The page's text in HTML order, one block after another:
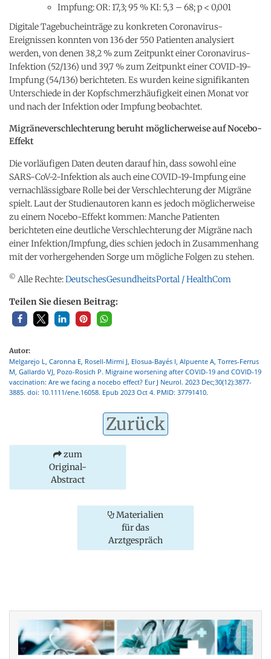
Impfung: OR: 17,3; 95 % KI: 5,3 – 68; p < 0,001
Digitale Tagebucheinträge zu konkreten Coronavirus-
Ereignissen konnten von 136 der 550 Patienten analysiert
werden, von denen 38,2 % zum Zeitpunkt einer Coronavirus-
Infektion (52/136) und 39,7 % zum Zeitpunkt einer COVID-19-
Impfung (54/136) berichteten. Es wurden keine signifikanten
Unterschiede in der Kopfschmerzhäufigkeit einen Monat vor
und nach der Infektion oder Impfung beobachtet.
Migräneverschlechterung beruht möglicherweise auf Nocebo-
Effekt
Die vorläufigen Daten deuten darauf hin, dass sowohl eine
SARS-CoV-2-Infektion als auch eine COVID-19-Impfung eine
vernachlässigbare Rolle bei der Verschlechterung der Migräne
spielt. Laut der Studienautoren kann es jedoch möglicherweise
zu einem Nocebo-Effekt kommen: Manche Patienten
berichteten eine deutliche Verschlechterung der Migräne nach
einer Infektion/Impfung, dies schien jedoch in Zusammenhang
mit der vorhergehenden Sorge um mögliche Folgen zu stehen.
© Alle Rechte:DeutschesGesundheitsPortal / HealthCom
Teilen Sie diesen Beitrag:
Autor:
Melgarejo L, Caronna E, Rosell-Mirmi J, Elosua-Bayés I, Alpuente A, Torres-Ferrus
M, Gallardo VJ, Pozo-Rosich P. Migraine worsening after COVID-19 and COVID-19
vaccination: Are we facing a nocebo effect? Eur J Neurol. 2023 Dec;30(12):3877-
3885. doi: 10.1111/ene.16058. Epub 2023 Oct 4. PMID: 37791410.
Zurück
zum
Original-
Abstract
Materialien
für das
Arztgespräch